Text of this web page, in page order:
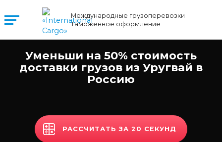
Международные грузоперевозки
Таможенное оформление
Уменьши на 50% стоимость
доставки грузов из Уругвай в
Россию
РАССЧИТАТЬ ЗА 20 СЕКУНД